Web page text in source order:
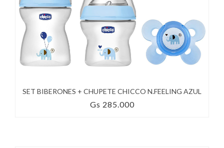
SET BIBERONES + CHUPETE CHICCO N.FEELING AZUL
Gs 285.000